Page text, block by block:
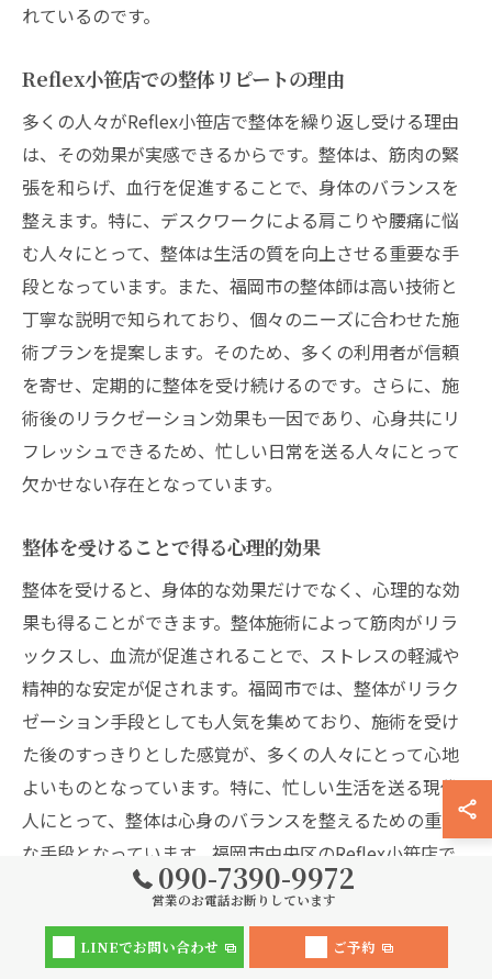
れているのです。
Reflex小笹店での整体リピートの理由
多くの人々がReflex小笹店で整体を繰り返し受ける理由
は、その効果が実感できるからです。整体は、筋肉の緊
張を和らげ、血行を促進することで、身体のバランスを
整えます。特に、デスクワークによる肩こりや腰痛に悩
む人々にとって、整体は生活の質を向上させる重要な手
段となっています。また、福岡市の整体師は高い技術と
丁寧な説明で知られており、個々のニーズに合わせた施
術プランを提案します。そのため、多くの利用者が信頼
を寄せ、定期的に整体を受け続けるのです。さらに、施
術後のリラクゼーション効果も一因であり、心身共にリ
フレッシュできるため、忙しい日常を送る人々にとって
欠かせない存在となっています。
整体を受けることで得る心理的効果
整体を受けると、身体的な効果だけでなく、心理的な効
果も得ることができます。整体施術によって筋肉がリラ
ックスし、血流が促進されることで、ストレスの軽減や
精神的な安定が促されます。福岡市では、整体がリラク
ゼーション手段としても人気を集めており、施術を受け
た後のすっきりとした感覚が、多くの人々にとって心地
よいものとなっています。特に、忙しい生活を送る現代
人にとって、整体は心身のバランスを整えるための重要
な手段となっています。福岡市中央区のReflex小笹店で
は、ゆったりとした空間で施術を受けることができ、心
が、さらなる心理的な安定をもたらし、リピート利用の
090-7390-9972
営業のお電話お断りしています
LINEでお問い合わせ ご予約